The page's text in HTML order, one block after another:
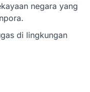
negara yang
di lingkungan